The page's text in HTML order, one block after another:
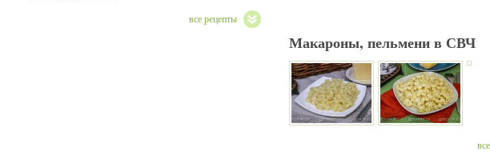
все рецепты
Макароны, пельмени в СВЧ